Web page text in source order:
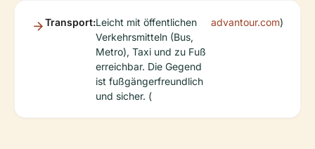
Transport:Leicht mit öffentlichen
Verkehrsmitteln (Bus,
Metro), Taxi und zu Fuß
erreichbar. Die Gegend
ist fußgängerfreundlich
und sicher. (
advantour.com)